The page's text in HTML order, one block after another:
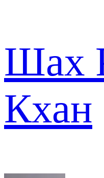
Шах
Кхан